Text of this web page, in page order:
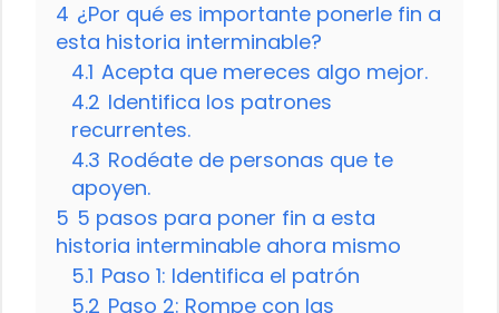
4 ¿Por qué es importante ponerle fin a
esta historia interminable?
4.1 Acepta que mereces algo mejor.
4.2 Identifica los patrones
recurrentes.
4.3 Rodéate de personas que te
apoyen.
5 5 pasos para poner fin a esta
historia interminable ahora mismo
5.1 Paso 1: Identifica el patrón
5.2 Paso 2: Rompe con las